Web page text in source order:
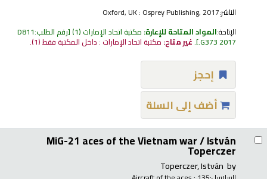
الناشر:Oxford, UK : Osprey Publishing, 2017
الإتاحة:المواد المتاحة للإعارة: مكتبة اتحاد الإمارات (1) رقم الطلب:D811
.G373 2017
.غير متاح:مكتبة اتحاد الإمارات : داخل المكتبة فقط(1).
إحجز
أضف إلى السلة
MiG-21 aces of the Vietnam war /István
Toperczer
by
Toperczer, István